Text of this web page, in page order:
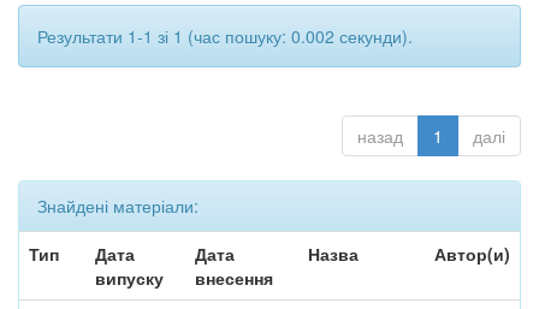
Результати 1-1 зі 1 (час пошуку: 0.002 секунди).
назад 1 далі
Знайдені матеріали:
Тип
Дата
випуску
Дата
внесення
Назва Автор(и)